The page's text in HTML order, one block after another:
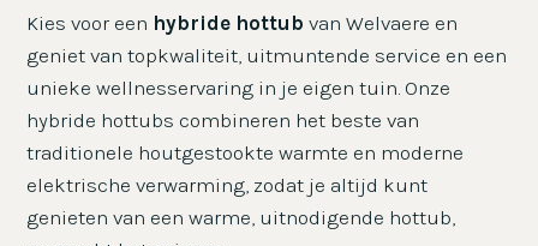
Kies voor een hybride hottub van Welvaere en
geniet van topkwaliteit, uitmuntende service en een
unieke wellnesservaring in je eigen tuin. Onze
hybride hottubs combineren het beste van
traditionele houtgestookte warmte en moderne
elektrische verwarming, zodat je altijd kunt
genieten van een warme, uitnodigende hottub,